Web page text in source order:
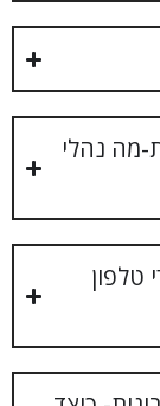
מה נהלי
טלפון